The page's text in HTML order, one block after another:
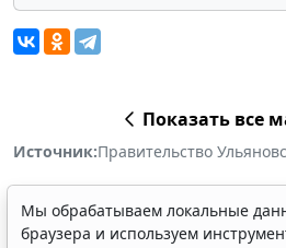
Показать все
Источник:Правительство
Мы обрабатываем локальные
браузера и используем